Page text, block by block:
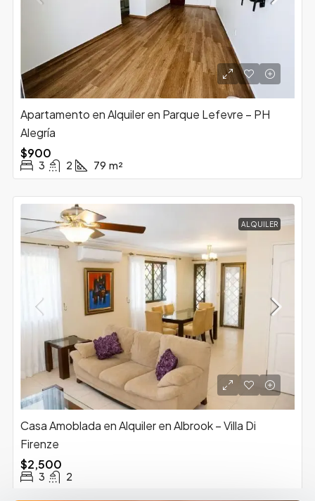
Apartamento en Alquiler en Parque Lefevre – PH
Alegría
$900
3 2 79 m²
ALQUILER
Casa Amoblada en Alquiler en Albrook – Villa Di
Firenze
$2,500
3 2